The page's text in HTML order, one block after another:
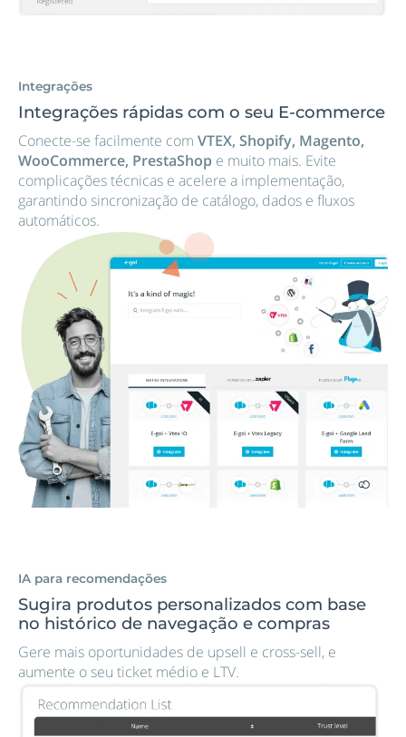
Integrações
Integrações rápidas com o seu E-commerce
Conecte-se facilmente com VTEX, Shopify, Magento,
WooCommerce, PrestaShop e muito mais. Evite
complicações técnicas e acelere a implementação,
garantindo sincronização de catálogo, dados e fluxos
automáticos.
IA para recomendações
Sugira produtos personalizados com base
no histórico de navegação e compras
Gere mais oportunidades de upsell e cross-sell, e
aumente o seu ticket médio e LTV.